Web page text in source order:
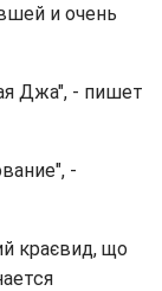
и очень
Джа", - пишет
-
краєвид, що